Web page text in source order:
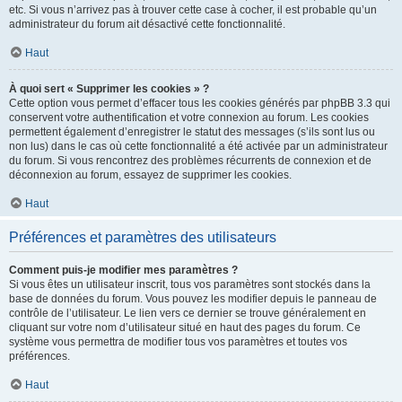
etc. Si vous n’arrivez pas à trouver cette case à cocher, il est probable qu’un
administrateur du forum ait désactivé cette fonctionnalité.
Haut
À quoi sert « Supprimer les cookies » ?
Cette option vous permet d’effacer tous les cookies générés par phpBB 3.3 qui
conservent votre authentification et votre connexion au forum. Les cookies
permettent également d’enregistrer le statut des messages (s’ils sont lus ou
non lus) dans le cas où cette fonctionnalité a été activée par un administrateur
du forum. Si vous rencontrez des problèmes récurrents de connexion et de
déconnexion au forum, essayez de supprimer les cookies.
Haut
Préférences et paramètres des utilisateurs
Comment puis-je modifier mes paramètres ?
Si vous êtes un utilisateur inscrit, tous vos paramètres sont stockés dans la
base de données du forum. Vous pouvez les modifier depuis le panneau de
contrôle de l’utilisateur. Le lien vers ce dernier se trouve généralement en
cliquant sur votre nom d’utilisateur situé en haut des pages du forum. Ce
système vous permettra de modifier tous vos paramètres et toutes vos
préférences.
Haut